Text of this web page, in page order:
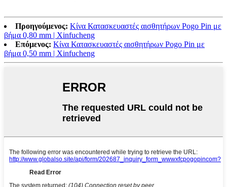
Προηγούμενος: Κίνα Κατασκευαστές αισθητήρων Pogo Pin με
βήμα 0,80 mm | Xinfucheng
Επόμενος: Κίνα Κατασκευαστές αισθητήρων Pogo Pin με
βήμα 0,50 mm | Xinfucheng